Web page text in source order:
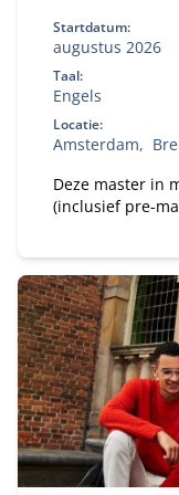
Startdatum:
augustus 2026
Taal:
Engels
Locatie:
Amsterdam
Deze master in
(inclusief pre-